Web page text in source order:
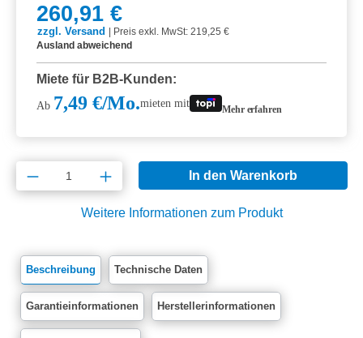
260,91 €
zzgl. Versand
Preis exkl. MwSt: 219,25 €
Ausland abweichend
Miete für B2B-Kunden:
Ab 7,49 €/Mo.mieten mit Mehr erfahren
Produkt Anzahl: Gib den gewünschten
In den Warenkorb
Weitere Informationen zum Produkt
Beschreibung Technische Daten
Garantieinformationen Herstellerinformationen